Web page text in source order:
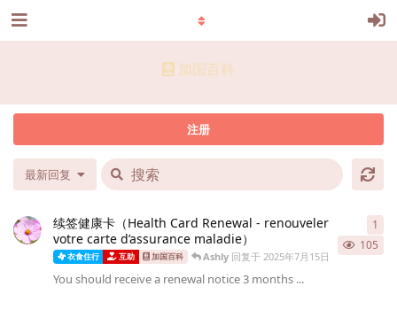
加国百科
注册
最新回复
续签健康卡（Health Card Renewal - renouveler
votre carte d’assurance maladie）
衣食住行 互助 加国百科 Ashly 回复于2025年7月15日
105
You should receive a renewal notice 3 months ...
1